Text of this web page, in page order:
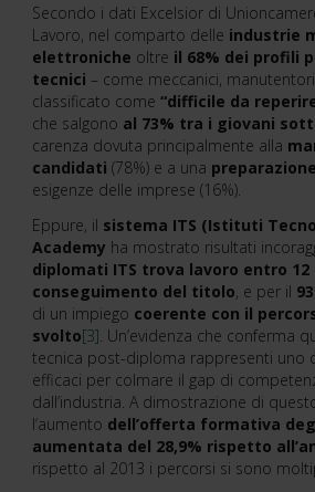
Secondo i dati Excelsior di
Lavoro, nel comparto delle industrie
elettroniche oltre il 68% dei profili
tecnici – come meccanici,
classificato come “difficile da
che salgono al 73% tra i giovani
carenza dovuta principalmente alla
candidati (78%) e a una
esigenze delle imprese (16%).
Eppure, il sistema ITS (Istituti
Academy ha mostrato risultati
diplomati ITS trova lavoro entro 12
conseguimento del titolo, e per il
di un impiego coerente con il
svolto[3]. Un’evidenza che conferma
tecnica post-diploma rappresenti uno
efficaci per colmare il gap di
dall’industria. A dimostrazione di
l’aumento dell’offerta formativa
aumentata del 28,9% rispetto
rispetto al 2013 i percorsi si sono